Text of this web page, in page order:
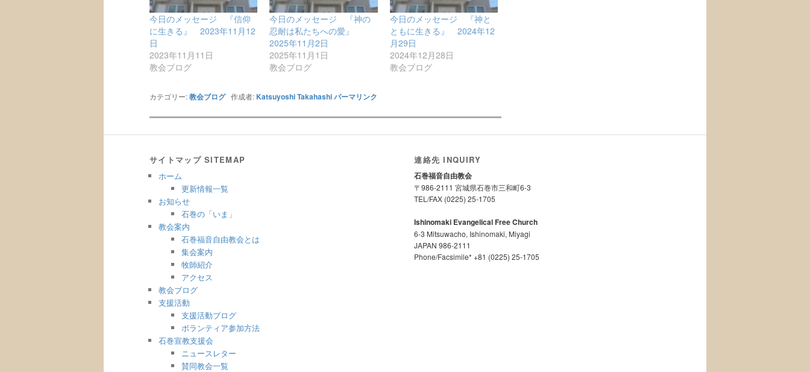
今日のメッセージ 『信仰
に生きる』 2023年11月12
日
2023年11月11日
教会ブログ
今日のメッセージ 『神の
忍耐は私たちへの愛』
2025年11月2日
2025年11月1日
教会ブログ
今日のメッセージ 『神と
ともに生きる』 2024年12
月29日
2024年12月28日
教会ブログ
カテゴリー:教会ブログ作成者: Katsuyoshi Takahashiパーマリンク
サイトマップ SITEMAP
ホーム
更新情報一覧
お知らせ
石巻の「いま」
教会案内
石巻福音自由教会とは
集会案内
牧師紹介
アクセス
教会ブログ
支援活動
支援活動ブログ
ボランティア参加方法
石巻宣教支援会
ニュースレター
賛同教会一覧
連絡先 INQUIRY
石巻福音自由教会
〒986-2111 宮城県石巻市三和町6-3
TEL/FAX (0225) 25-1705
Ishinomaki Evangelical Free Church
6-3 Mitsuwacho, Ishinomaki, Miyagi
JAPAN 986-2111
Phone/Facsimile* +81 (0225) 25-1705